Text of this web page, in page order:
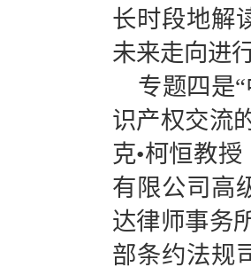
长时段地解
未来走向进
专题四是“
识产权交流
克•柯恒教
有限公司高
达律师事务
部条约法规